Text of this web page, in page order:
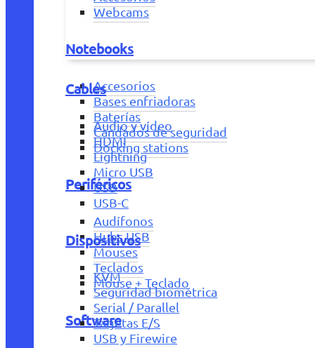
Webcams
Notebooks
Accesorios
Bases enfriadoras
Baterías
Candados de seguridad
Docking stations
Periféricos
Audífonos
Hubs USB
Mouses
Teclados
Mouse + Teclado
Software
Cables
Audio y vídeo
HDMI
Lightning
Micro USB
USB
USB-C
Dispositivos
KVM
Seguridad biométrica
Serial / Parallel
Tarjetas E/S
USB y Firewire